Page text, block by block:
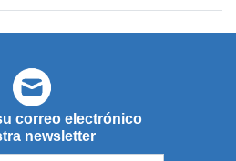
correo electrónico
newsletter